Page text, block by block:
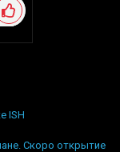
ISH
Скоро открытие